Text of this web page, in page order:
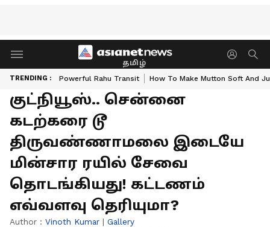
தமிழ்
TRENDING : Powerful Rahu Transit How To Make Mutton Soft And
குட்நியூஸ்.. சென்னை
கடற்கரை டூ
திருவண்ணாமலை இடையே
மின்சார ரயில் சேவை
தொடங்கியது! கட்டணம்
எவ்வளவு தெரியுமா?
Author : Vinoth Kumar | Gallery